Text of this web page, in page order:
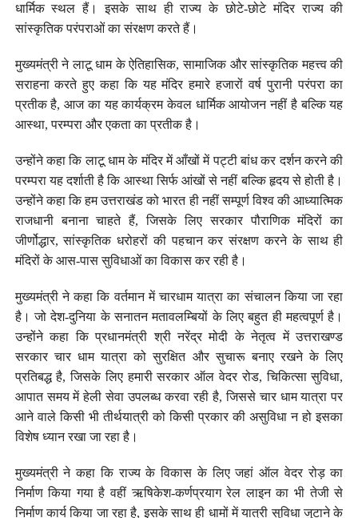
धार्मिक स्थल हैं। इसके साथ ही राज्य के छोटे-छोटे मंदिर राज्य की
सांस्कृतिक परंपराओं का संरक्षण करते हैं।
मुख्यमंत्री ने लाटू धाम के ऐतिहासिक, सामाजिक और सांस्कृतिक महत्त्व की
सराहना करते हुए कहा कि यह मंदिर हमारे हजारों वर्ष पुरानी परंपरा का
प्रतीक है, आज का यह कार्यक्रम केवल धार्मिक आयोजन नहीं है बल्कि यह
आस्था, परम्परा और एकता का प्रतीक है।
उन्होंने कहा कि लाटू धाम के मंदिर में आँखों में पट्टी बांध कर दर्शन करने की
परम्परा यह दर्शाती है कि आस्था सिर्फ आंखों से नहीं बल्कि हृदय से होती है।
उन्होंने कहा कि हम उत्तराखंड को भारत ही नहीं सम्पूर्ण विश्व की आध्यात्मिक
राजधानी बनाना चाहते हैं, जिसके लिए सरकार पौराणिक मंदिरों का
जीर्णोद्धार, सांस्कृतिक धरोहरों की पहचान कर संरक्षण करने के साथ ही
मंदिरों के आस-पास सुविधाओं का विकास कर रही है।
मुख्यमंत्री ने कहा कि वर्तमान में चारधाम यात्रा का संचालन किया जा रहा
है। जो देश-दुनिया के सनातन मतावलम्बियों के लिए बहुत ही महत्वपूर्ण है।
उन्होंने कहा कि प्रधानमंत्री श्री नरेंद्र मोदी के नेतृत्व में उत्तराखण्ड
सरकार चार धाम यात्रा को सुरक्षित और सुचारू बनाए रखने के लिए
प्रतिबद्ध है, जिसके लिए हमारी सरकार ऑल वेदर रोड, चिकित्सा सुविधा,
आपात समय में हेली सेवा उपलब्ध करवा रही है, जिससे चार धाम यात्रा पर
आने वाले किसी भी तीर्थयात्री को किसी प्रकार की असुविधा न हो इसका
विशेष ध्यान रखा जा रहा है।
मुख्यमंत्री ने कहा कि राज्य के विकास के लिए जहां ऑल वेदर रोड़ का
निर्माण किया गया है वहीं ऋषिकेश-कर्णप्रयाग रेल लाइन का भी तेजी से
निर्माण कार्य किया जा रहा है, इसके साथ ही धामों में यात्री सुविधा जुटाने के